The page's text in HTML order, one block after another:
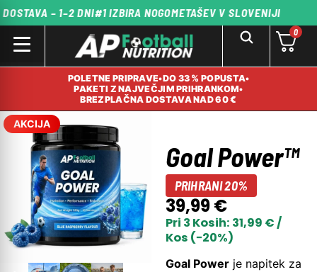
– 1–2 DNI#1 IZBIRA NOGOMETAŠEV V SLOVENIJI
0
POLETNE PRIPRAVE•DO 33 % POPUSTA•
PAKETI Z NAJVEČJIM PRIHRANKOM•
BREZPLAČNA DOSTAVA NAD 60 €
AKCIJA
Goal Power™
PRIHRANI 20%
39,99€
Pri 3 Kosih: 31,99 €/
Kos (−20%)
Goal Powerje napitek za